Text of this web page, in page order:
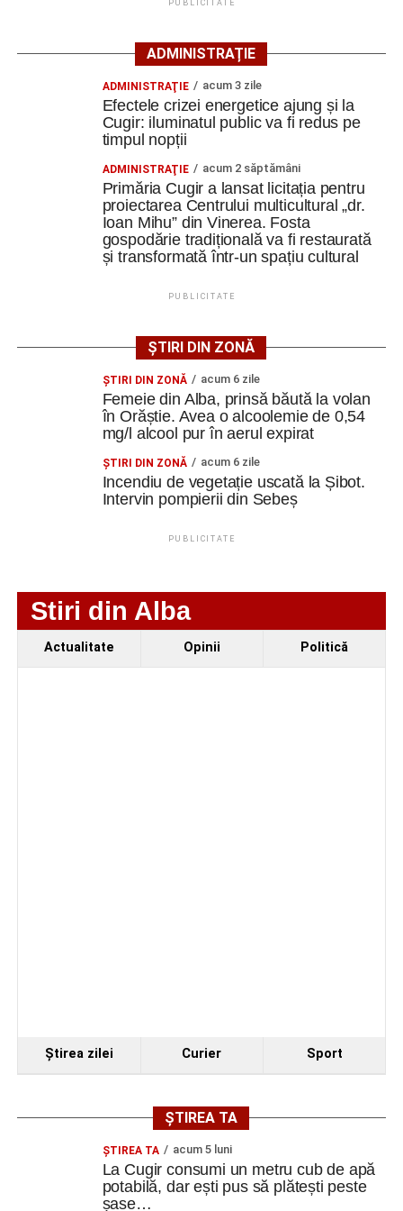
„Roș-albaștrii”, o nouă victorie în meciurile de
pregătire: Metalurgistul Cugir – FC Inter Sibiu 1-0
Cum și-a construit un informatician din Cugir propria
mașină solară. Vehiculul a ajuns și la o expoziție din
Messenger WhatsApp Twitter Email
programul de lucru și procesul de recrutare.
Mai jos puteți consulta lista completă a locurilor de
muncă disponibile în orașul Cugir la data de 28 iulie
2026, precum și datele de contact ale angajatorilor:
OCUPAŢIA
NR.
NR. TELEFON/E-
LUCRATOR
COMERCIAL
1 0744535450
Adaugă cugirinfo.ro ca sursă
Ultimele știri din Cugir
Schimbare de directori la Liceul Tehnologic „Ion D.
Lăzărescu” Cugir
„Roș-albaștrii”, o nouă victorie în meciurile de
pregătire: Metalurgistul Cugir – FC Inter Sibiu 1-0
Cum și-a construit un informatician din Cugir propria
Facebook Messenger WhatsApp Twitter Email
PUBLICITATE
ADMINISTRAȚIE
ADMINISTRAŢIE acum 3 zile
Efectele crizei energetice ajung și la
Cugir: iluminatul public va fi redus pe
timpul nopții
ADMINISTRAŢIE acum 2 săptămâni
Primăria Cugir a lansat licitația pentru
proiectarea Centrului multicultural „dr.
Ioan Mihu” din Vinerea. Fosta
gospodărie tradițională va fi restaurată
și transformată într-un spațiu cultural
PUBLICITATE
ȘTIRI DIN ZONĂ
ŞTIRI DIN ZONĂ acum 6 zile
Femeie din Alba, prinsă băută la volan
în Orăștie. Avea o alcoolemie de 0,54
mg/l alcool pur în aerul expirat
ŞTIRI DIN ZONĂ acum 6 zile
Incendiu de vegetație uscată la Șibot.
Intervin pompierii din Sebeș
PUBLICITATE
Stiri din Alba
Actualitate Opinii Politică
Ştirea zilei Curier Sport
ȘTIREA TA
ȘTIREA TA acum 5 luni
La Cugir consumi un metru cub de apă
potabilă, dar ești pus să plătești peste
șase…